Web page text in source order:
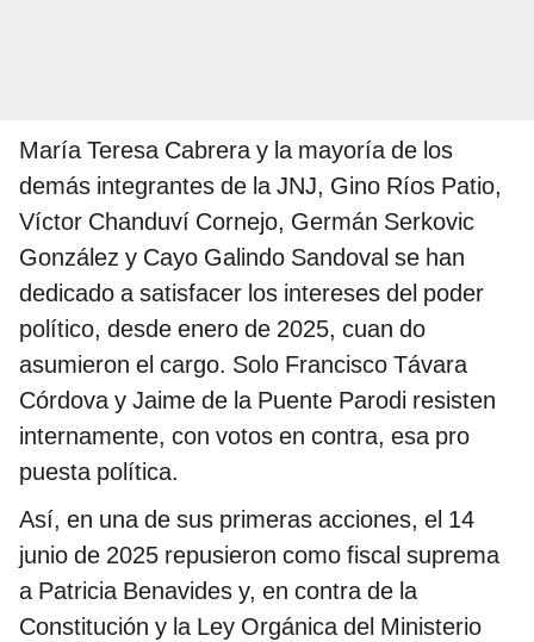
María Teresa Cabrera y la mayoría de los
demás integrantes de la JNJ, Gino Ríos Patio,
Víctor Chanduví Cornejo, Germán Serkovic
González y Cayo Galindo Sandoval se han
dedicado a satisfacer los intereses del poder
político, desde enero de 2025, cuan do
asumieron el cargo. Solo Francisco Távara
Córdova y Jaime de la Puente Parodi resisten
internamente, con votos en contra, esa pro
puesta política.
Así, en una de sus primeras acciones, el 14
junio de 2025 repusieron como fiscal suprema
a Patricia Benavides y, en contra de la
Constitución y la Ley Orgánica del Ministerio